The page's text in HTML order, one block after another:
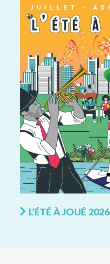
L’ÉTÉ À JOUÉ 2026